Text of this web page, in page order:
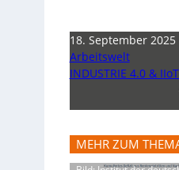
18. September 2025
Arbeitswelt
INDUSTRIE 4.0 &
MEHR ZUM